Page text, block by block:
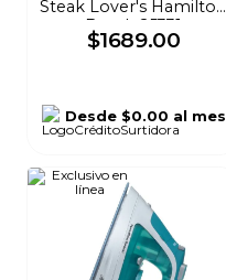
Steak Lover's Hamilton
Beach 25331
$1689.00
Desde$0.00 al mes